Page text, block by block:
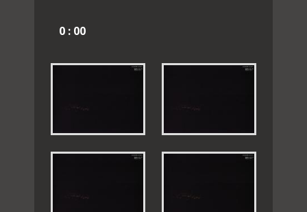
0 : 00